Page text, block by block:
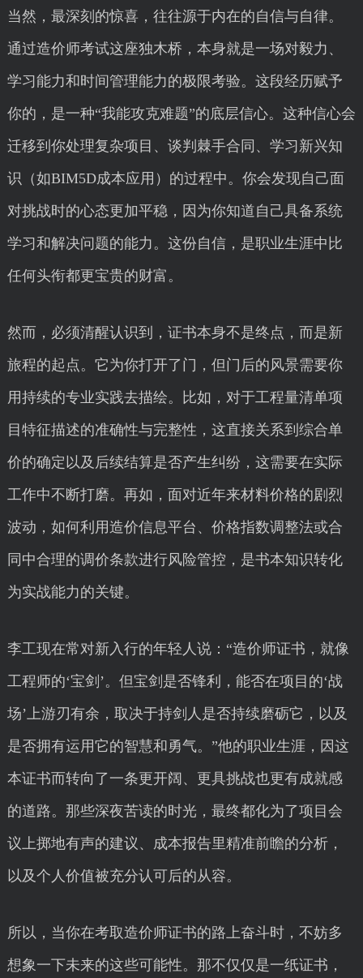
当然，最深刻的惊喜，往往源于内在的自信与自律。
通过造价师考试这座独木桥，本身就是一场对毅力、
学习能力和时间管理能力的极限考验。这段经历赋予
你的，是一种“我能攻克难题”的底层信心。这种信心会
迁移到你处理复杂项目、谈判棘手合同、学习新兴知
识（如BIM5D成本应用）的过程中。你会发现自己面
对挑战时的心态更加平稳，因为你知道自己具备系统
学习和解决问题的能力。这份自信，是职业生涯中比
任何头衔都更宝贵的财富。
然而，必须清醒认识到，证书本身不是终点，而是新
旅程的起点。它为你打开了门，但门后的风景需要你
用持续的专业实践去描绘。比如，对于工程量清单项
目特征描述的准确性与完整性，这直接关系到综合单
价的确定以及后续结算是否产生纠纷，这需要在实际
工作中不断打磨。再如，面对近年来材料价格的剧烈
波动，如何利用造价信息平台、价格指数调整法或合
同中合理的调价条款进行风险管控，是书本知识转化
为实战能力的关键。
李工现在常对新入行的年轻人说：“造价师证书，就像
工程师的‘宝剑’。但宝剑是否锋利，能否在项目的‘战
场’上游刃有余，取决于持剑人是否持续磨砺它，以及
是否拥有运用它的智慧和勇气。”他的职业生涯，因这
本证书而转向了一条更开阔、更具挑战也更有成就感
的道路。那些深夜苦读的时光，最终都化为了项目会
议上掷地有声的建议、成本报告里精准前瞻的分析，
以及个人价值被充分认可后的从容。
所以，当你在考取造价师证书的路上奋斗时，不妨多
想象一下未来的这些可能性。那不仅仅是一纸证书，